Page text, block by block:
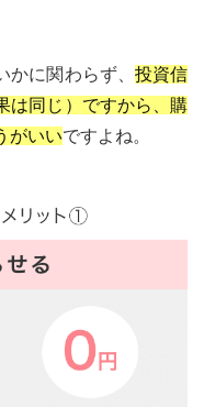
に関わらず、 投資信
は同じ）ですから、購
がいいですよね。